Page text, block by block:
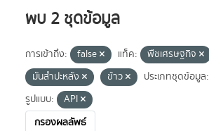
พบ 2 ชุดข้อมูล
การเข้าถึง: false แท็ค:
พืชเศรษฐกิจ
มันสำปะหลัง
ข้าว ประเภทชุดข้อมูล:
รูปแบบ:
API
กรองผลลัพธ์